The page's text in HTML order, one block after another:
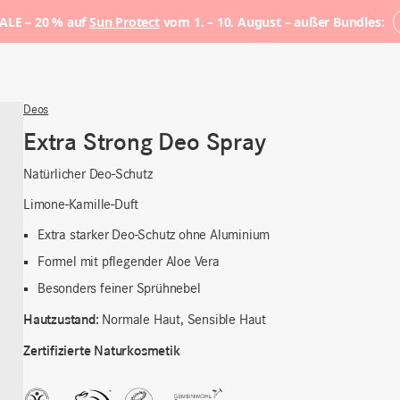
– 20 % aufSun Protectvom 1. – 10. August – außer Bundles:
Deos
Extra Strong Deo Spray
Natürlicher Deo-Schutz
Limone-Kamille-Duft
Extra starker Deo-Schutz ohne Aluminium
Formel mit pflegender Aloe Vera
Besonders feiner Sprühnebel
Hautzustand: Normale Haut, Sensible Haut
Zertifizierte Naturkosmetik